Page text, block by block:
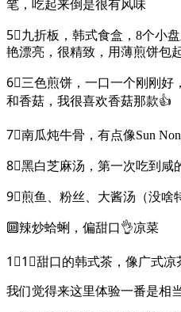
笔，吃起来倒是很有风味
5⃣️九折板，韩式食盒，8个小
艳漂亮，很精致，用薄煎饼包
6⃣️三色煎饼，一口一个刚刚好
和香菇，我很喜欢香菇那款👍
7⃣️南瓜炖牛骨，有点像Sun
8⃣️黑白芝麻汤，第一次吃到咸
9⃣️煎鱼、粉丝、大酱汤（没啥
🔟辣炒蛤蜊，偏甜口👌凉菜
1⃣️1⃣️甜口的韩式茶，像广式
我们觉得来这里体验一番是相